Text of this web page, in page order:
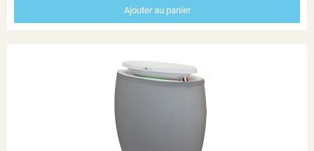
Ajouter au panier